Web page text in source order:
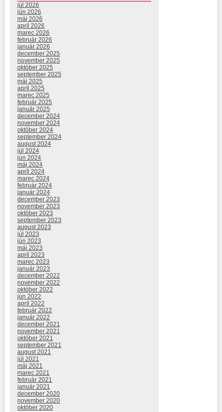
júl 2026
jún 2026
máj 2026
apríl 2026
marec 2026
február 2026
január 2026
december 2025
november 2025
október 2025
september 2025
máj 2025
apríl 2025
marec 2025
február 2025
január 2025
december 2024
november 2024
október 2024
september 2024
august 2024
júl 2024
jún 2024
máj 2024
apríl 2024
marec 2024
február 2024
január 2024
december 2023
november 2023
október 2023
september 2023
august 2023
júl 2023
jún 2023
máj 2023
apríl 2023
marec 2023
január 2023
december 2022
november 2022
október 2022
jún 2022
apríl 2022
február 2022
január 2022
december 2021
november 2021
október 2021
september 2021
august 2021
júl 2021
máj 2021
marec 2021
február 2021
január 2021
december 2020
november 2020
október 2020